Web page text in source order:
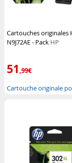
Cartouches originales
N9J72AE - Pack HP
51,99€
Cartouche originale